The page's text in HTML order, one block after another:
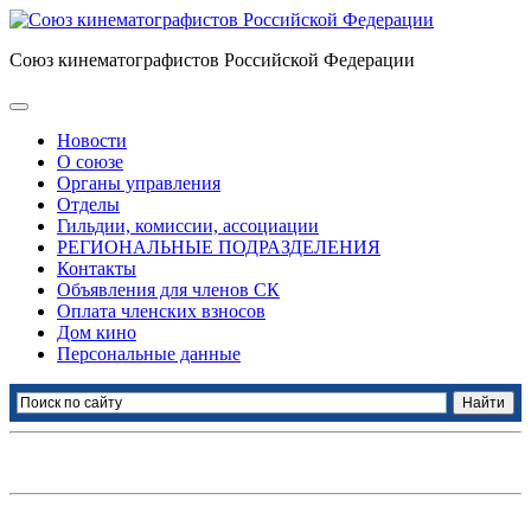
Союз кинематографистов Российской Федерации
Новости
О союзе
Органы управления
Отделы
Гильдии, комиссии, ассоциации
РЕГИОНАЛЬНЫЕ ПОДРАЗДЕЛЕНИЯ
Контакты
Объявления для членов СК
Оплата членских взносов
Дом кино
Персональные данные